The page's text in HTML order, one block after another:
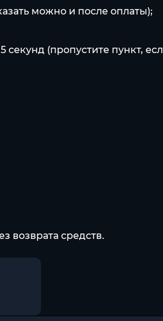
можно и после оплаты);
(пропустите пункт,
возврата средств.